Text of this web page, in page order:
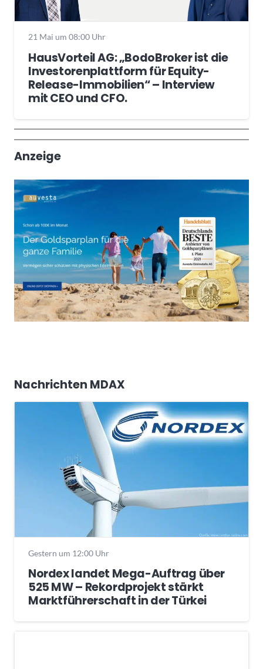
21 Mai um 08:00 Uhr
HausVorteil AG: „BodoBroker ist die
Investorenplattform für Equity-
Release-Immobilien“ – Interview
mit CEO und CFO.
Wochenrückblick
Trendthemen
Anzeige
Nachrichten MDAX
Gestern um 12:00 Uhr
Nordex landet Mega-Auftrag über
525 MW – Rekordprojekt stärkt
Marktführerschaft in der Türkei